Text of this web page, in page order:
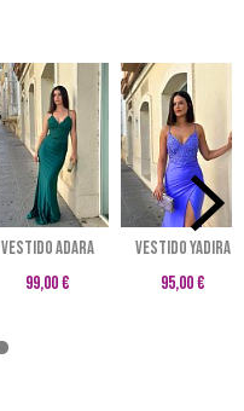
VESTIDO ADARA
99,00 €
VESTIDO YADIRA
95,00 €